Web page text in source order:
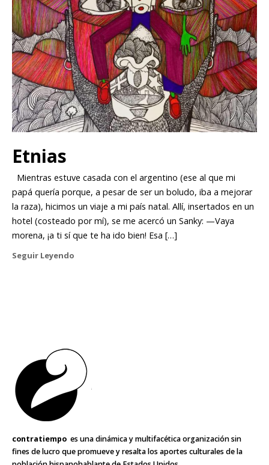
Etnias
Mientras estuve casada con el argentino (ese al que mi
papá quería porque, a pesar de ser un boludo, iba a mejorar
la raza), hicimos un viaje a mi país natal. Allí, insertados en un
hotel (costeado por mí), se me acercó un Sanky: —Vaya
morena, ¡a ti sí que te ha ido bien! Esa […]
Seguir Leyendo
contratiempo es una dinámica y multifacética organización sin
fines de lucro que promueve y resalta los aportes culturales de la